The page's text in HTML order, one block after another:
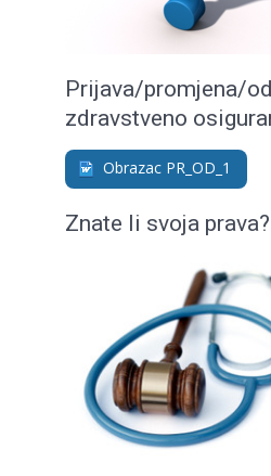
Prijava/promjena/
zdravstveno
Obrazac PR_OD_1
Znate li svoja prava?